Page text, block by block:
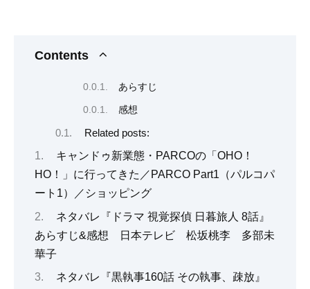
Contents
あらすじ
感想
Related posts:
キャンドゥ新業態・PARCOの「OHO！
HO！」に行ってきた／PARCO Part1（パルコパ
ート1）／ショッピング
ネタバレ『ドラマ 視覚探偵 日暮旅人 8話』
あらすじ&感想 日本テレビ 松坂桃李 多部未
華子
ネタバレ『黒執事160話 その執事、疎放』